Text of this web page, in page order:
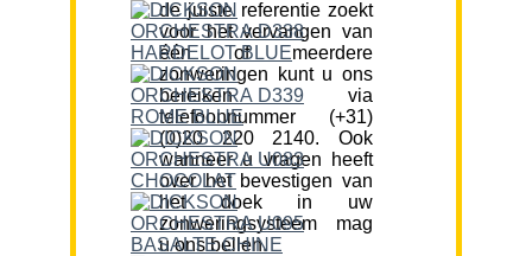
de juiste referentie zoekt
voor het vervangen van
één of meerdere
zonweringen kunt u ons
bereiken via
telefoonnummer (+31)
(0)20 220 2140. Ook
wanneer u vragen heeft
over het bevestigen van
het doek in uw
zonweringsysteem mag
u ons bellen.